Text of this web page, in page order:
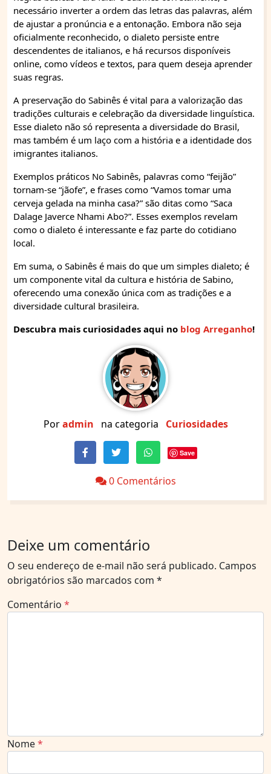
necessário inverter a ordem das letras das palavras, além
de ajustar a pronúncia e a entonação. Embora não seja
oficialmente reconhecido, o dialeto persiste entre
descendentes de italianos, e há recursos disponíveis
online, como vídeos e textos, para quem deseja aprender
suas regras.
A preservação do Sabinês é vital para a valorização das
tradições culturais e celebração da diversidade linguística.
Esse dialeto não só representa a diversidade do Brasil,
mas também é um laço com a história e a identidade dos
imigrantes italianos.
Exemplos práticos No Sabinês, palavras como “feijão”
tornam-se “jãofe”, e frases como “Vamos tomar uma
cerveja gelada na minha casa?” são ditas como “Saca
Dalage Javerce Nhami Abo?”. Esses exemplos revelam
como o dialeto é interessante e faz parte do cotidiano
local.
Em suma, o Sabinês é mais do que um simples dialeto; é
um componente vital da cultura e história de Sabino,
oferecendo uma conexão única com as tradições e a
diversidade cultural brasileira.
Descubra mais curiosidades aqui no blog Arreganho!
Poradmin na categoria Curiosidades
Save
0 Comentários
Deixe um comentário
O seu endereço de e-mail não será publicado. Campos
obrigatórios são marcados com *
Comentário *
Nome*